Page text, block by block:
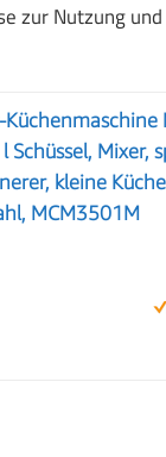
zur Nutzung
Schüssel, Mixer,
kleine
MCM3501M